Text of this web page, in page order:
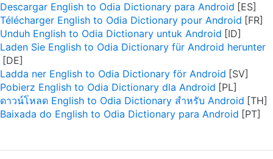
Descargar English to Odia Dictionary para Android
Télécharger English to Odia Dictionary pour Android
Unduh English to Odia Dictionary untuk Android
Laden Sie English to Odia Dictionary für Android herunter
Ladda ner English to Odia Dictionary för Android
Pobierz English to Odia Dictionary dla Android
ดาวน์โหลด English to Odia Dictionary สำหรับ Android
Baixada do English to Odia Dictionary para Android